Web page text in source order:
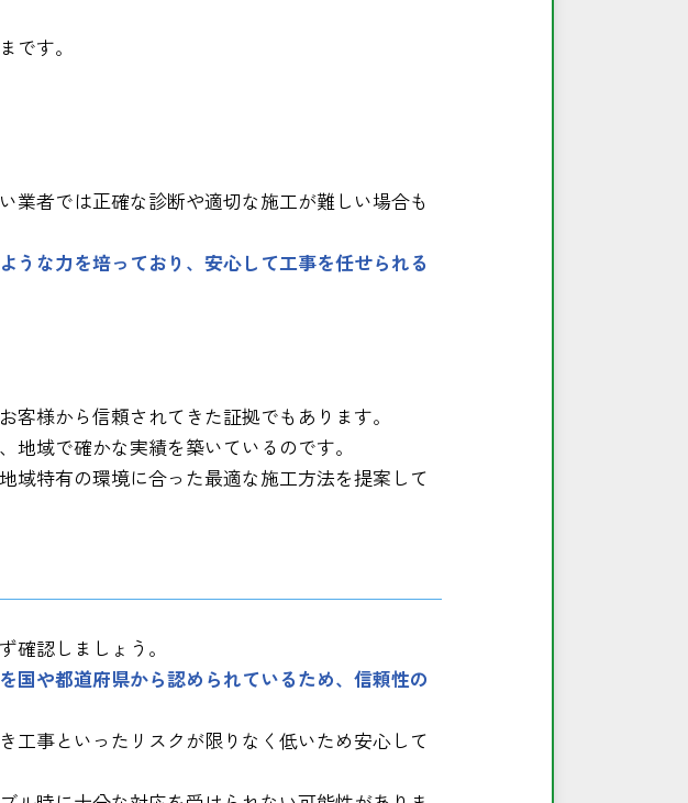
です。
業者では正確な診断や適切な施工が難しい場合も
うな力を培っており、安心して工事を任せられる
様から信頼されてきた証拠でもあります。
域で確かな実績を築いているのです。
域特有の環境に合った最適な施工方法を提案して
認しましょう。
国や都道府県から認められているため、信頼性の
工事といったリスクが限りなく低いため安心して